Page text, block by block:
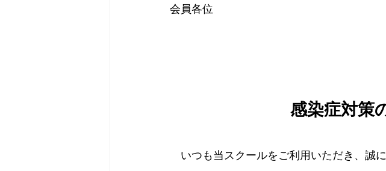
会員各位
感染症対策
いつも当スクールをご利用いただき、誠に